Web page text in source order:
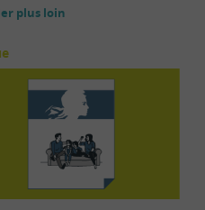
plus loin